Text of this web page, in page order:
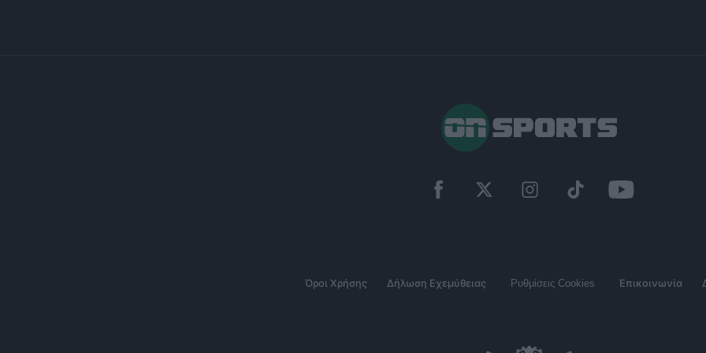
Όροι Χρήσης Δήλωση Εχεμύθειας Ρυθμίσεις Cookies Επικοινωνία